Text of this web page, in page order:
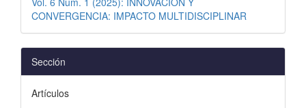
CONVERGENCIA: IMPACTO MULTIDISCIPLINAR
Sección
Artículos